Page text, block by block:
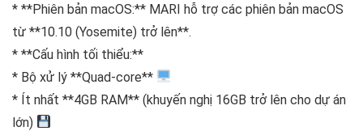
* **Phiên bản macOS:** MARI hỗ trợ các phiên bản macOS
từ **10.10 (Yosemite) trở lên**.
* **Cấu hình tối thiểu:**
* Bộ xử lý **Quad-core**
* Ít nhất **4GB RAM** (khuyến nghị 16GB trở lên cho dự án
lớn)